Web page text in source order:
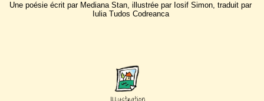
Une poésie écrit par Mediana Stan, illustrée par Iosif Simon, traduit par
Iulia Tudos Codreanca